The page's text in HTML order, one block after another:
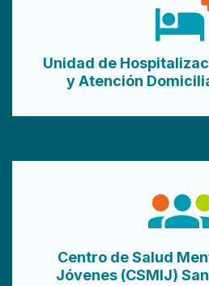
Unidad de
y Atención
Centro de Salud
Jóvenes (CSMIJ)